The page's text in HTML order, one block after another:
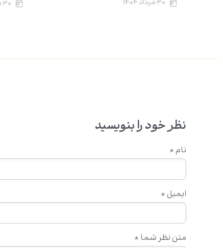
۳۰ مرداد ۱۴۰۴ ۳۰ مرداد ۱۴۰۴
نظر خود را بنویسید
متن نظر شما *
نام *
ایمیل *